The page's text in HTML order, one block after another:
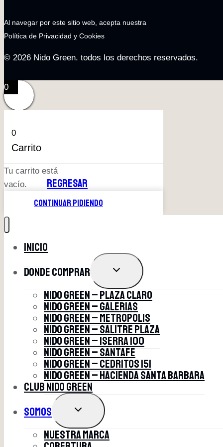
Al navegar por este sitio web, acepta nuestra
Política de Privacidad y Cookies
© 2026 Nido Green. todos los derechos reservados.
0
0
Carrito
Tu carrito está
vacío.
REGRESAR
CONTINUAR PIDIENDO
Inicio
Donde comprar
ALTERNAR
HIJO
NIDO GREEN – PLAZA CLARO
NIDO GREEN – GALERIAS
NIDO GREEN – METROPOLIS
NIDO GREEN – SALITRE PLAZA
NIDO GREEN – ISERRA 100
NIDO GREEN – SANTAFE
NIDO GREEN – CEDRITOS 151
NIDO GREEN – HACIENDA SANTA BARBARA
club nido green
Somos
ALTERNAR
HIJO
Nuestra marca